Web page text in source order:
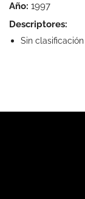
Año: 1997
Descriptores:
Sin